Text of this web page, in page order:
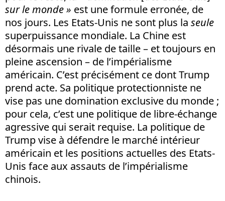
sur le monde » est une formule erronée, de
nos jours. Les Etats-Unis ne sont plus la seule
superpuissance mondiale. La Chine est
désormais une rivale de taille – et toujours en
pleine ascension – de l’impérialisme
américain. C’est précisément ce dont Trump
prend acte. Sa politique protectionniste ne
vise pas une domination exclusive du monde ;
pour cela, c’est une politique de libre-échange
agressive qui serait requise. La politique de
Trump vise à défendre le marché intérieur
américain et les positions actuelles des Etats-
Unis face aux assauts de l’impérialisme
chinois.